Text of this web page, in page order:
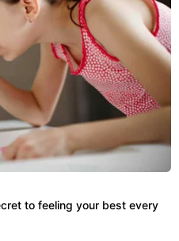
to feeling your best every